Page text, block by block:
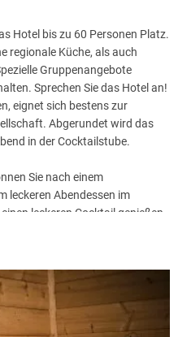
Hotel bis zu 60 Personen Platz.
regionale Küche, als auch
Gruppenangebote
Sprechen Sie das Hotel an!
eignet sich bestens zur
Abgerundet wird das
in der Cocktailstube.
Sie nach einem
leckeren Abendessen im
leckeren Cocktail genießen